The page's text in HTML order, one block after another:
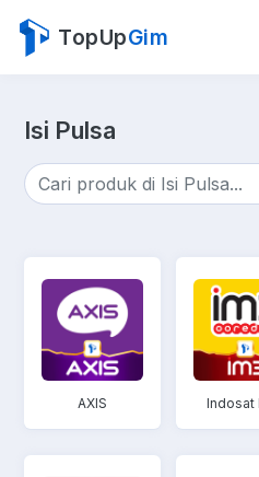
TopUpGim
Isi Pulsa
AXIS Indosat